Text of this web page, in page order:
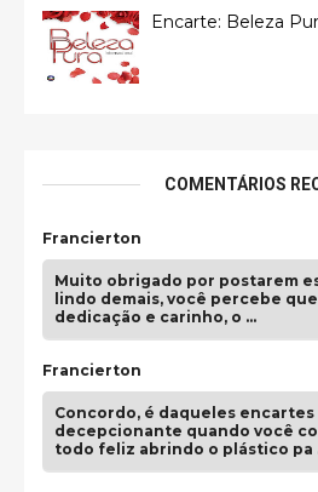
Encarte: Beleza
COMENTÁRIOS
Francierton
Muito obrigado por postarem
lindo demais, você percebe
dedicação e carinho, o …
Francierton
Concordo, é daqueles encartes
decepcionante quando você
todo feliz abrindo o plástico pa